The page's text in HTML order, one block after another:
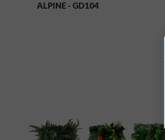
ALPINE - GD104